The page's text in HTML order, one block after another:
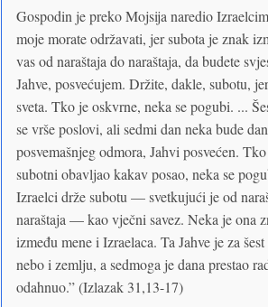
Gospodin je preko Mojsija naredio
moje morate održavati, jer subota je znak
vas od naraštaja do naraštaja, da budete
Jahve, posvećujem. Držite, dakle, subotu,
sveta. Tko je oskvrne, neka se pogubi. ...
se vrše poslovi, ali sedmi dan neka bude dan
posvemašnjeg odmora, Jahvi posvećen.
subotni obavljao kakav posao, neka se
Izraelci drže subotu — svetkujući je od
naraštaja — kao vječni savez. Neka je ona
između mene i Izraelaca. Ta Jahve je za
nebo i zemlju, a sedmoga je dana prestao
odahnuo.” (Izlazak 31,13-17)